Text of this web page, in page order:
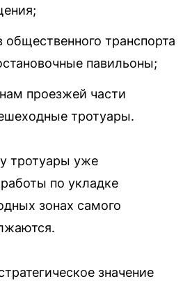
транспорта
павильоны;
проезжей части
тротуары.
тротуары уже
по укладке
зонах самого
значение